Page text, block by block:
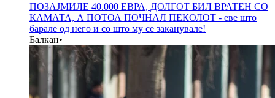
ПОЗАЈМИЛЕ 40.000 ЕВРА, ДОЛГОТ БИЛ ВРАТЕН СО
КАМАТА, А ПОТОА ПОЧНАЛ ПЕКОЛОТ - еве што
барале од него и со што му се заканувале!
Балкан•